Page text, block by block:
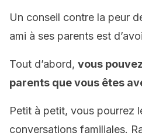
Un conseil contre la peur
ami à ses parents est
Tout d’abord, vous
parents que vous êtes
Petit à petit, vous pourrez
conversations familiales.